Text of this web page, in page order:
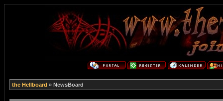
the Hellboard » NewsBoard